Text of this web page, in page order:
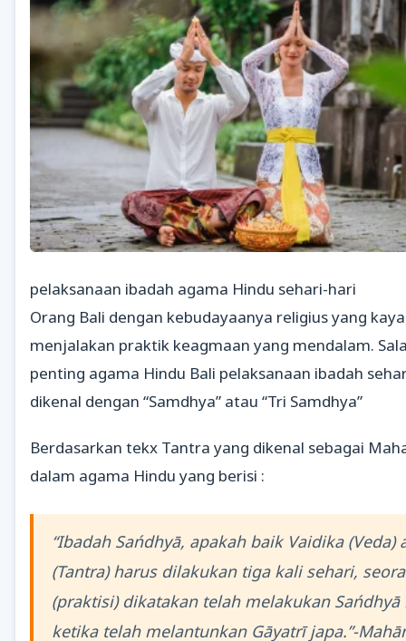
pelaksanaan ibadah agama Hindu sehari-hari
Orang Bali dengan kebudayaanya religius yang
menjalakan praktik keagmaan yang mendalam.
penting agama Hindu Bali pelaksanaan ibadah
dikenal dengan “Samdhya” atau “Tri Samdhya”
Berdasarkan tekx Tantra yang dikenal sebagai
dalam agama Hindu yang berisi :
“Ibadah Sańdhyā, apakah baik Vaidika (Veda)
(Tantra) harus dilakukan tiga kali sehari,
(praktisi) dikatakan telah melakukan Sańdhyā
ketika telah melantunkan Gāyatrī japa.”-